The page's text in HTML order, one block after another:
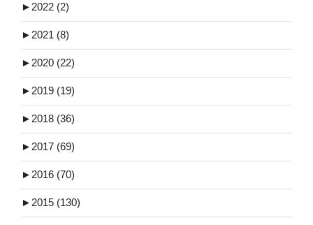
► 2022 (2)
► 2021 (8)
► 2020 (22)
► 2019 (19)
► 2018 (36)
► 2017 (69)
► 2016 (70)
► 2015 (130)